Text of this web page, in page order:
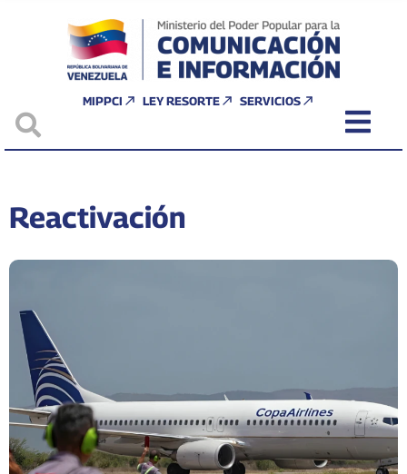
MIPPCI LEY RESORTE SERVICIOS
Reactivación